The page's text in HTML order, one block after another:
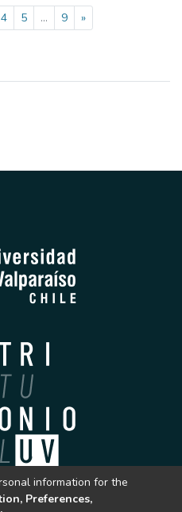
4 5 ... 9 »
information for the
Preferences,